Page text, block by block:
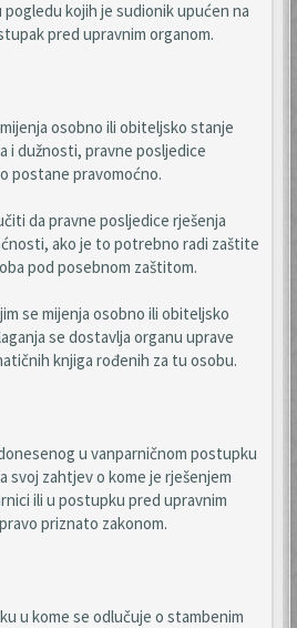
kojih je sudionik upućen na
pred upravnim organom.
osobno ili obiteljsko stanje
i dužnosti, pravne posljedice
postane pravomoćno.
da pravne posljedice rješenja
ako je to potrebno radi zaštite
pod posebnom zaštitom.
se mijenja osobno ili obiteljsko
se dostavlja organu uprave
knjiga rođenih za tu osobu.
u vanparničnom postupku
svoj zahtjev o kome je rješenjem
ili u postupku pred upravnim
priznato zakonom.
u kome se odlučuje o stambenim